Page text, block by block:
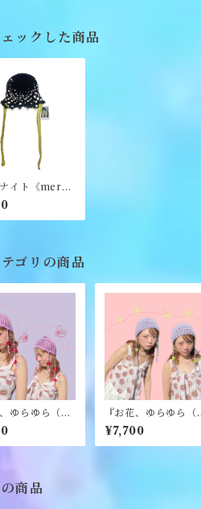
ックした商品
イト《merry
ゴリの商品
、ゆらゆら（re
）』《merr
『お花、ゆらゆら（
een purple）』《me
rry yarn》
¥7,700
商品